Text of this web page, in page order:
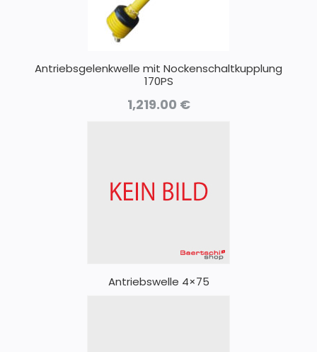
Antriebsgelenkwelle mit Nockenschaltkupplung
170PS
1,219.00 €
Antriebswelle 4×75